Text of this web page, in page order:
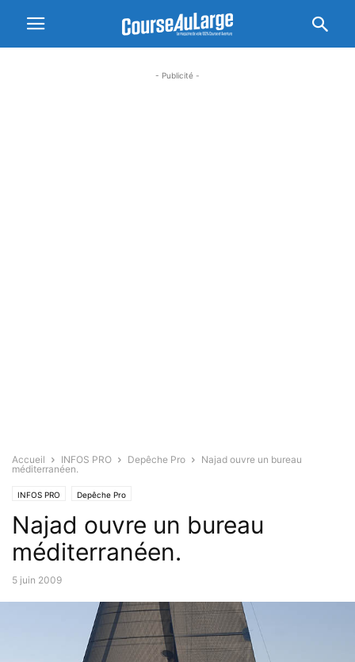
- Publicité -
Accueil INFOS PRO Depêche Pro
Najad ouvre un bureau
méditerranéen.
INFOS PRO Depêche Pro
Najad ouvre un bureau
méditerranéen.
5 juin 2009